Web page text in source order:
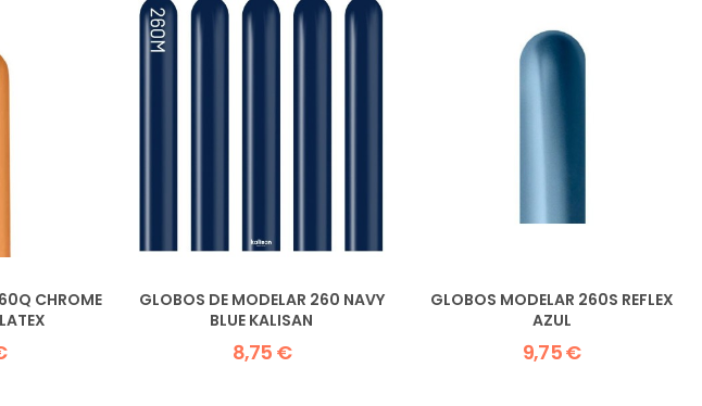
CHROME
GLOBOS DE MODELAR 260 NAVY
BLUE KALISAN
8,75 €
GLOBOS MODELAR 260S REFLEX
AZUL
9,75 €